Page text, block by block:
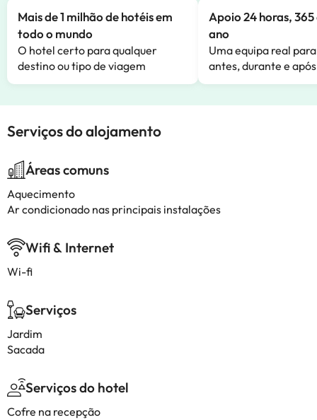
Mais de 1 milhão de hotéis em
todo o mundo
O hotel certo para qualquer
destino ou tipo de viagem
Apoio 24 horas,
ano
Uma equipa real
antes, durante e
Serviços do alojamento
Áreas comuns
Aquecimento
Ar condicionado nas principais instalações
Wifi & Internet
Wi-fi
Serviços
Jardim
Sacada
Serviços do hotel
Cofre na recepção